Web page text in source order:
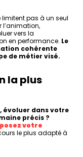
limitent pas à un seul
l’animation,
vers la
en performance. Le
cohérente
de métier visé.
la plus
évoluer dans votre
précis ?
votre
le plus adapté à